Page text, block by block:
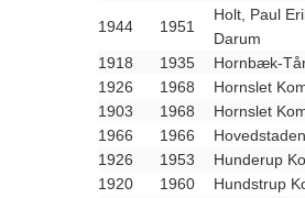
1944 1951
Holt, Paul
Darum
1918
1935
Hornbæk-
1926
1968
Hornslet
1903
1968
Hornslet
1966
1966
1926
1953
Hunderup
1920
1960
Hundstrup